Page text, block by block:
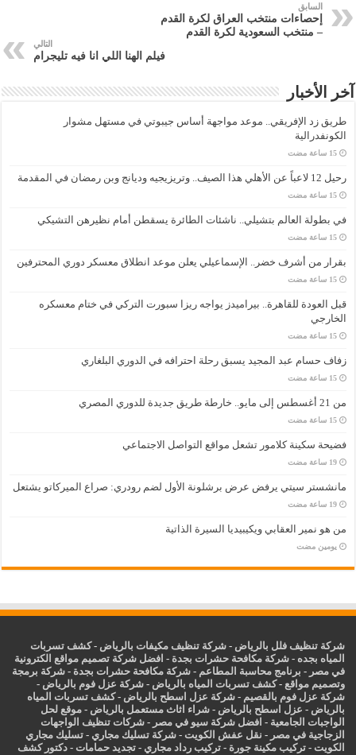
السابق
إحصاءات منتخب العراق لكرة القدم
– منتخب السعودية لكرة القدم
التالي
فيلم الهنا اللي انا فيه تليجرام
آخر الأخبار
طريق زد الإفريقي.. موعد مواجهة أساس جيبوتي في مستهل مشوار
الكونفدرالية
‏15 ساعة مضت
رحيل 12 لاعباً عن الأهلي هذا الصيف.. وتريزيجيه وديانج وبن رمضان في المقدمة
‏15 ساعة مضت
في بطولة العالم بتشيلي.. ناشئات الطائرة يسقطن أمام نظيرهن التشيكي
‏15 ساعة مضت
بقرار من أشرف خضر.. الإسماعيلي يعلن موعد انطلاق معسكر دوري المحترفين
‏15 ساعة مضت
قبل العودة للقاهرة.. بيراميدز يواجه ريزا سبورت التركي في ختام معسكره
الخارجي
‏15 ساعة مضت
زفاف حسام عبد المجيد يسبق رحلة احترافه في الدوري البلغاري
‏15 ساعة مضت
من 21 أغسطس إلى مايو.. خارطة طريق جديدة للدوري المصري
‏15 ساعة مضت
فضيحة سكينة كلامور تشعل مواقع التواصل الاجتماعي
‏19 ساعة مضت
مانشستر سيتي يرفض عرض برشلونة الأول لضم رودري: صراع الميركاتو يشتعل
‏19 ساعة مضت
من هو نمير العقابي ويكيبيديا السيرة الذاتية
‏يومين مضت
شركة تنظيف فلل بالرياض -شركة تنظيف مكيفات بالرياض -كشف تسربات
المياه بجده -شركة مكافحة حشرات بجدة - افضل شركة تصميم مواقع الكترونية
في مصر - برنامج محاسبة المطاعم -شركة مكافحة حشرات بجدة -شركة برمجة
وتصميم مواقع -كشف تسربات المياه بالرياض -شركة عزل فوم بالرياض -
شركة عزل فوم بالقصيم -شركة عزل اسطح بالرياض -كشف تسربات المياه
بالرياض - عزل اسطح بالرياض -شراء اثاث مستعمل بالرياض - موقع لحل
الواجبات الجامعية - افضل شركة سيو في مصر -شركات تنظيف الواجهات
الزجاجية في مصر - نقل عفش الكويت -شركة تسليك مجاري -تسليك مجاري
الكويت -تركيب مكينة جورة -تركيب رداد مجاري -تجديد حمامات -دكتور كشف